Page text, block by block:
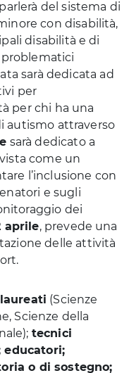
del sistema di
con disabilità,
disabilità e di
sarà dedicata ad
per
per chi ha una
autismo attraverso
sarà dedicato a
come un
l’inclusione con
e sugli
dei
aprile, prevede una
delle attività
(Scienze
Scienze della
tecnici
o di sostegno;